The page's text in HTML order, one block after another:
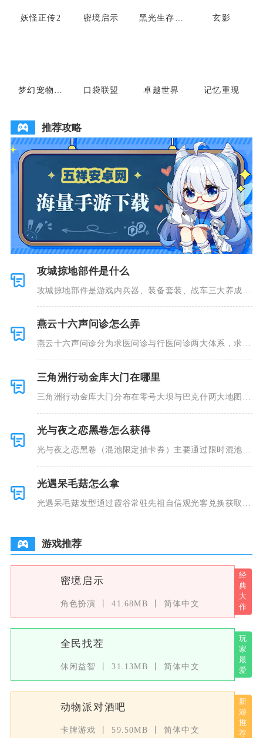
妖怪正传2 密境启示
黑光生存进
玄影
梦幻宠物联
口袋联盟 卓越世界 记忆重现
推荐攻略
攻城掠地部件是什么
攻城掠地部件是游戏内兵器、装备套装、战车三大养成体
燕云十六声问诊怎么弄
燕云十六声问诊分为求医问诊与行医问诊两大体系，求医
三角洲行动金库大门在哪里
三角洲行动金库大门分布在零号大坝与巴克什两大地图，
光与夜之恋黑卷怎么获得
光与夜之恋黑卷（混池限定抽卡券）主要通过限时混池活
光遇呆毛菇怎么拿
光遇呆毛菇发型通过霞谷常驻先祖自信观光客兑换获取，
游戏推荐
密境启示
角色扮演 41.68MB 简体中文
全民找茬
休闲益智 31.13MB 简体中文
动物派对酒吧
卡牌游戏 59.50MB 简体中文